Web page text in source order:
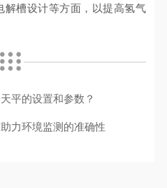
解槽设计等方面，以提高氢气
平的设置和参数？
力环境监测的准确性